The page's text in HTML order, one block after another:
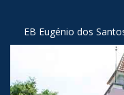
EB Eugénio dos